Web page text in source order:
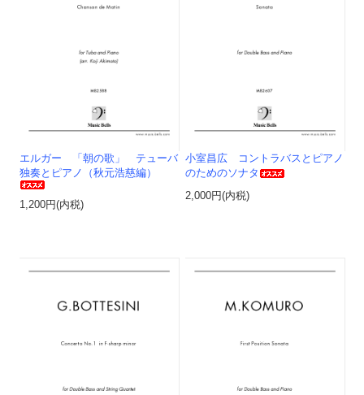
エルガー 「朝の歌」 テューバ
独奏とピアノ（秋元浩慈編）
1,200円(内税)
小室昌広 コントラバスとピアノ
のためのソナタ
2,000円(内税)